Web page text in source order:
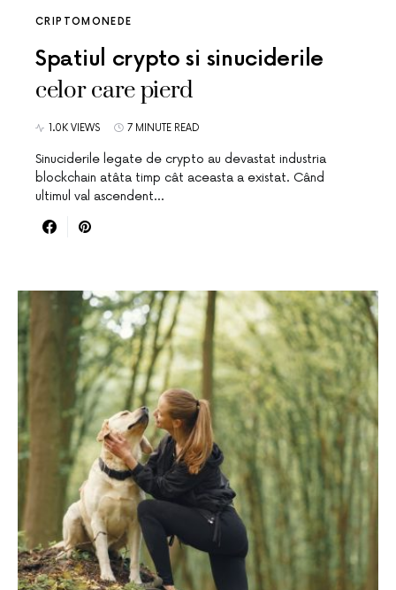
CRIPTOMONEDE
Spatiul crypto si sinuciderile
celor care pierd
1.0K VIEWS 7 MINUTE READ
Sinuciderile legate de crypto au devastat industria
blockchain atâta timp cât aceasta a existat. Când
ultimul val ascendent…